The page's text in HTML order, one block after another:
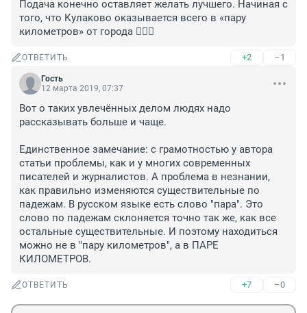
Подача конечно оставляет желать лучшего. Начиная с
того, что Кулаково оказывается всего в «пару
километров» от города 🤦🏼‍♀️
ОТВЕТИТЬ +2 –1
Гость
12 марта 2019, 07:37
Вот о таких увлечённых делом людях надо
рассказывать больше и чаще.
Единственное замечание: с грамотностью у автора
статьи проблемы, как и у многих современных
писателей и журналистов. А проблема в незнании,
как правильно изменяются существительные по
падежам. В русском языке есть слово "пара". Это
слово по падежам склоняется точно так же, как все
остальные существительные. И поэтому находиться
можно не в "пару километров", а в ПАРЕ
КИЛОМЕТРОВ.
ОТВЕТИТЬ +7 –0